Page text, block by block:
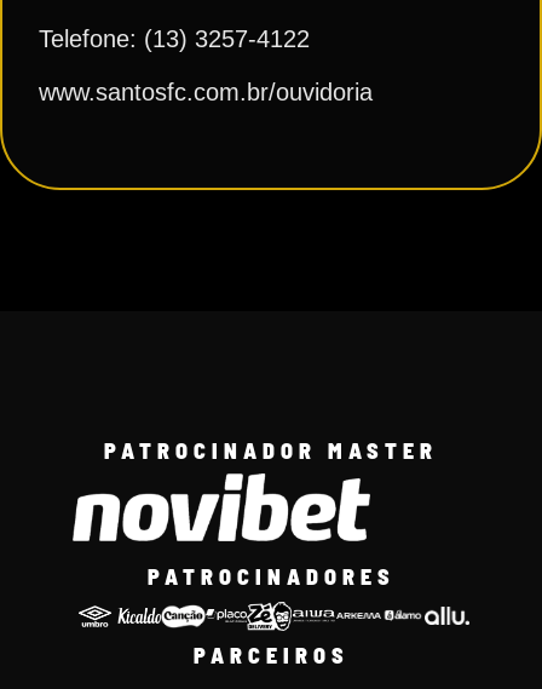
Telefone: (13) 3257-4122
www.santosfc.com.br/ouvidoria
PATROCINADOR MASTER
PATROCINADORES
PARCEIROS